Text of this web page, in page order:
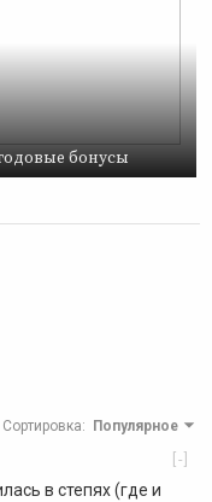
бонусы
Сортировка: Популярное
[-]
в степях (где и